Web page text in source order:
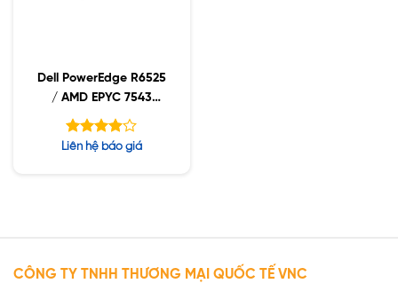
Dell PowerEdge R6525
/ AMD EPYC 7543
2.8GHz / 32GB RDIMM
/ 960GB NVMe /
Được
Liên hệ báo giá
CÔNG TY TNHH THƯƠNG MẠI QUỐC TẾ VNC